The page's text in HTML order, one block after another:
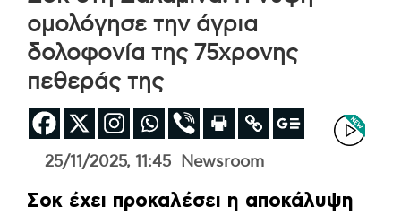
ομολόγησε την άγρια
δολοφονία της 75χρονης
πεθεράς της
25/11/2025, 11:45 Newsroom
Σοκ έχει προκαλέσει η αποκάλυψη